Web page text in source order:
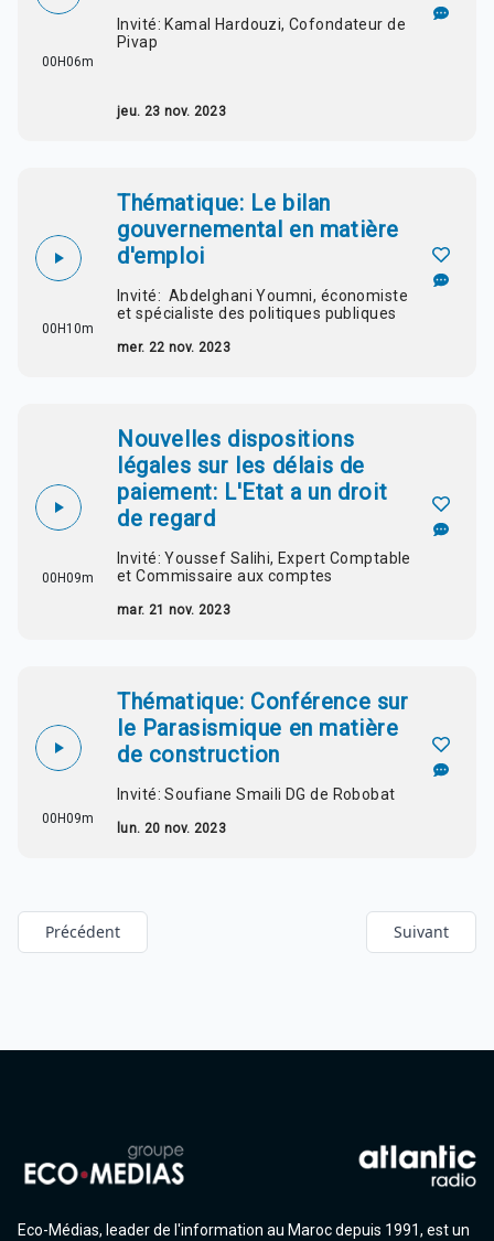
00H06m
Invité: Kamal Hardouzi, Cofondateur de
Pivap
jeu. 23 nov. 2023
00H10m
Thématique: Le bilan
gouvernemental en matière
d'emploi
Invité: Abdelghani Youmni, économiste
et spécialiste des politiques publiques
mer. 22 nov. 2023
00H09m
Nouvelles dispositions
légales sur les délais de
paiement: L'Etat a un droit
de regard
Invité: Youssef Salihi, Expert Comptable
et Commissaire aux comptes
mar. 21 nov. 2023
00H09m
Thématique: Conférence sur
le Parasismique en matière
de construction
Invité: Soufiane Smaili DG de Robobat
lun. 20 nov. 2023
Précédent Suivant
Eco-Médias, leader de l'information au Maroc depuis 1991, est un